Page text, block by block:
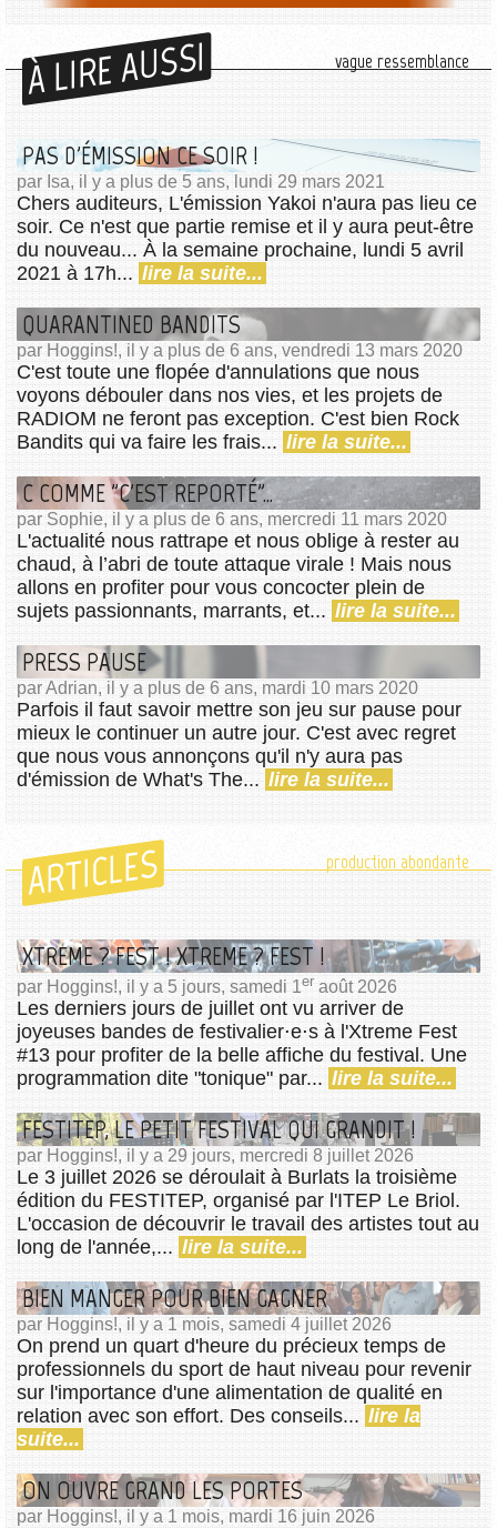
À LIRE AUSSI vague ressemblance
PAS D'ÉMISSION CE SOIR !
par Isa, il y a plus de 5 ans, lundi 29 mars 2021
Chers auditeurs, L'émission Yakoi n'aura pas lieu ce
soir. Ce n'est que partie remise et il y aura peut-être
du nouveau... À la semaine prochaine, lundi 5 avril
2021 à 17h... lire la suite...
QUARANTINED BANDITS
par Hoggins!, il y a plus de 6 ans, vendredi 13 mars 2020
C'est toute une flopée d'annulations que nous
voyons débouler dans nos vies, et les projets de
RADIOM ne feront pas exception. C'est bien Rock
Bandits qui va faire les frais... lire la suite...
C COMME "C'EST REPORTÉ"...
par Sophie, il y a plus de 6 ans, mercredi 11 mars 2020
L'actualité nous rattrape et nous oblige à rester au
chaud, à l’abri de toute attaque virale ! Mais nous
allons en profiter pour vous concocter plein de
sujets passionnants, marrants, et... lire la suite...
PRESS PAUSE
par Adrian, il y a plus de 6 ans, mardi 10 mars 2020
Parfois il faut savoir mettre son jeu sur pause pour
mieux le continuer un autre jour. C'est avec regret
que nous vous annonçons qu'il n'y aura pas
d'émission de What's The... lire la suite...
ARTICLES production abondante
XTREME ? FEST ! XTREME ? FEST !
par Hoggins!, il y a 5 jours, samedi 1er août 2026
Les derniers jours de juillet ont vu arriver de
joyeuses bandes de festivalier⋅e⋅s à l'Xtreme Fest
#13 pour profiter de la belle affiche du festival. Une
programmation dite "tonique" par... lire la suite...
FESTITEP, LE PETIT FESTIVAL QUI GRANDIT !
par Hoggins!, il y a 29 jours, mercredi 8 juillet 2026
Le 3 juillet 2026 se déroulait à Burlats la troisième
édition du FESTITEP, organisé par l'ITEP Le Briol.
L'occasion de découvrir le travail des artistes tout au
long de l'année,... lire la suite...
BIEN MANGER POUR BIEN GAGNER
par Hoggins!, il y a 1 mois, samedi 4 juillet 2026
On prend un quart d'heure du précieux temps de
professionnels du sport de haut niveau pour revenir
sur l'importance d'une alimentation de qualité en
relation avec son effort. Des conseils... lire la
suite...
ON OUVRE GRAND LES PORTES
par Hoggins!, il y a 1 mois, mardi 16 juin 2026